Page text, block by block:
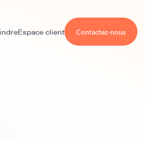
Espace client Contactez-nous